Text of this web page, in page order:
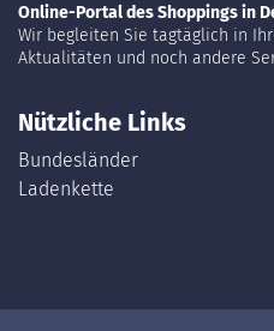
Online-Portal des Shoppings in
Wir begleiten Sie tagtäglich in
Aktualitäten und noch andere
Nützliche Links
Bundesländer
Ladenkette